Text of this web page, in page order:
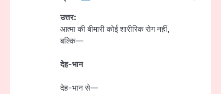
उत्तर:
आत्मा की बीमारी कोई शारीरिक रोग नहीं,
बल्कि—
देह-भान
देह-भान से—